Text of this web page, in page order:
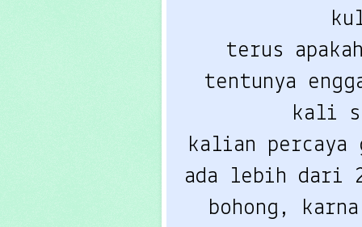
terus
tentunya
kali
kalian
ada lebih dari
bohong,